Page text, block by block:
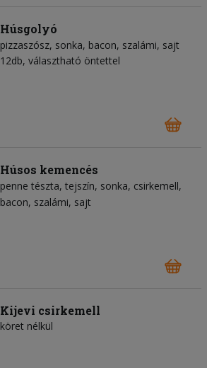
Húsgolyó
pizzaszósz sonka bacon szalámi sajt
12db, választható öntettel
Húsos kemencés
penne tészta tejszín sonka csirkemell
bacon szalámi sajt
Kijevi csirkemell
köret nélkül